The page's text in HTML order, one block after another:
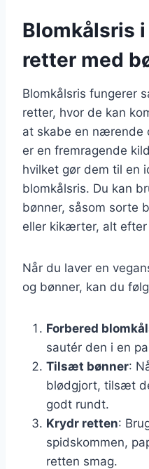
Blomkålsris
retter med
Blomkålsris fungerer
retter, hvor de kan
at skabe en nærende
er en fremragende
hvilket gør dem til en
blomkålsris. Du kan
bønner, såsom sorte
eller kikærter, alt
Når du laver en
og bønner, kan du
Forbered
sautér den i en
Tilsæt bønner:
blødgjort, tilsæt
godt rundt.
Krydr retten:
spidskommen,
retten smag.